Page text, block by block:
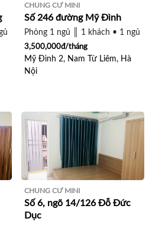
║ 1 khách • 2 ngủ
CHUNG CƯ MINI
Số 246 đường Mỹ Đình
Phòng 1 ngủ ║ 1 khách • 1 ngủ
3,500,000đ/tháng
Mỹ Đình 2, Nam Từ Liêm, Hà
Nội
CHUNG CƯ MINI
Số 6, ngõ 14/126 Đỗ Đức
Dục